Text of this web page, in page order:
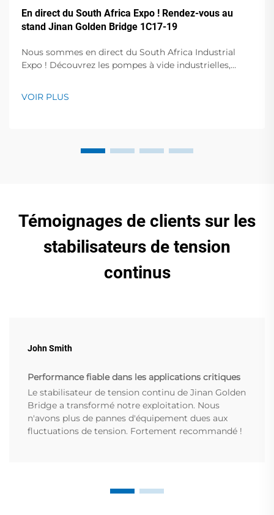
En direct du South Africa Expo ! Rendez-vous au
stand Jinan Golden Bridge 1C17-19
Nous sommes en direct du South Africa Industrial
Expo ! Découvrez les pompes à vide industrielles,
VOIR PLUS
Témoignages de clients sur les
stabilisateurs de tension
continus
John Smith
Performance fiable dans les applications critiques
Le stabilisateur de tension continu de Jinan Golden
Bridge a transformé notre exploitation. Nous
n'avons plus de pannes d'équipement dues aux
fluctuations de tension. Fortement recommandé !